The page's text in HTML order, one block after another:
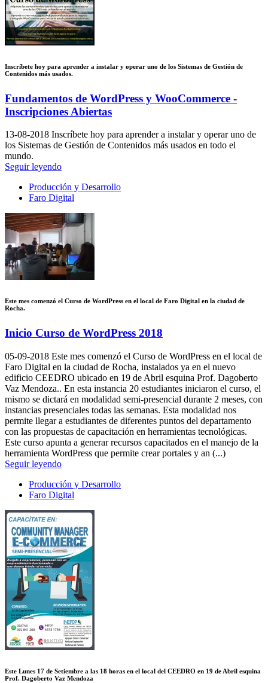
Inscríbete hoy para aprender a instalar y operar uno de los Sistemas de Gestión de
Contenidos más usados.
Fundamentos de WordPress y WooCommerce -
Inscripciones Abiertas
13-08-2018 Inscríbete hoy para aprender a instalar y operar uno de
los Sistemas de Gestión de Contenidos más usados en todo el
mundo.
Seguir leyendo
Producción y Desarrollo
Faro Digital
Este mes comenzó el Curso de WordPress en el local de Faro Digital en la ciudad de
Rocha.
Inicio Curso de WordPress 2018
05-09-2018 Este mes comenzó el Curso de WordPress en el local de
Faro Digital en la ciudad de Rocha, instalados ya en el nuevo
edificio CEEDRO ubicado en 19 de Abril esquina Prof. Dagoberto
Vaz Mendoza.. En esta instancia 20 estudiantes iniciaron el curso, el
mismo se dictará en modalidad semi-presencial durante 2 meses, con
instancias presenciales todas las semanas. Esta modalidad nos
permite llegar a estudiantes de diferentes puntos del departamento
con las propuestas de capacitación en herramientas tecnológicas.
Este curso apunta a generar recursos capacitados en el manejo de la
herramienta WordPress que permite crear portales y an (...)
Seguir leyendo
Producción y Desarrollo
Faro Digital
Este Lunes 17 de Setiembre a las 18 horas en el local del CEEDRO en 19 de Abril esquina
Prof. Dagoberto Vaz Mendoza